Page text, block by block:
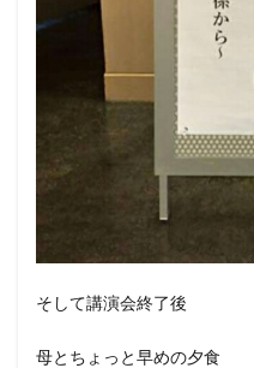
そして講演会終了後
母とちょっと早めの夕食